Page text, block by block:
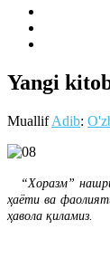
Yangi
MuallifAdib:
“Хоразм”
ҳаёти ва
ҳавола қиламиз.